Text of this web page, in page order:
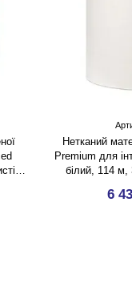
Нетканий
Premium для
білий, 114 м,
6